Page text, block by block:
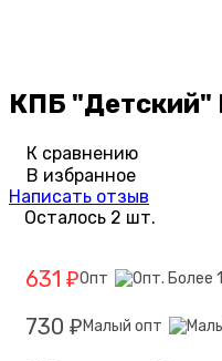
КПБ "Детский"
К сравнению
В избранное
Написать отзыв
Осталось 2 шт.
631 ₽Опт
730 ₽ Малый опт